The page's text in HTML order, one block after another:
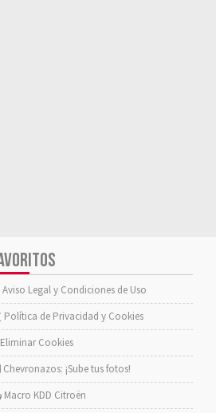
Aviso Legal y Condiciones de Uso
Política de Privacidad y Cookies
Eliminar Cookies
Chevronazos: ¡Sube tus fotos!
Macro KDD Citroën